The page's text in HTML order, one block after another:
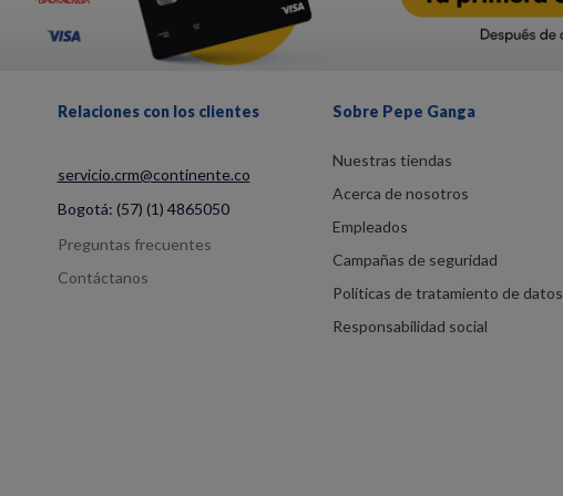
Relaciones con los clientes
servicio.crm@continente.co
Bogotá: (57) (1) 4865050
Preguntas frecuentes
Contáctanos
Sobre Pepe Ganga
Nuestras tiendas
Acerca de nosotros
Empleados
Campañas de seguridad
Políticas de tratamiento de datos
Responsabilidad social